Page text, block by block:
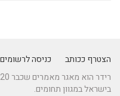
הצטרף ככותב
כניסה לרשומים
בישראל במגוון תחומים.